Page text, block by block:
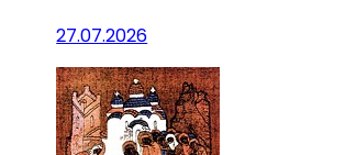
27.07.2026